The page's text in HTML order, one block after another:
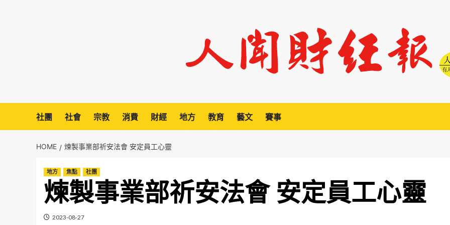
社團 社會 宗教 消費 財經 地方 教育 藝文 賽事
HOME 煉製事業部祈安法會 安定員工心靈
地方 焦點 社團
煉製事業部祈安法會 安定員工心靈
2023-08-27